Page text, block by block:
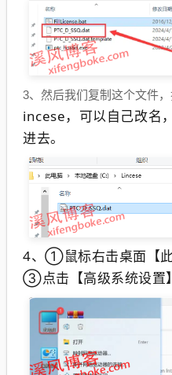
3、然后我们复制这个文件
incese，可以自己改名
进去。
4、①鼠标右击桌面【
③点击【高级系统设置